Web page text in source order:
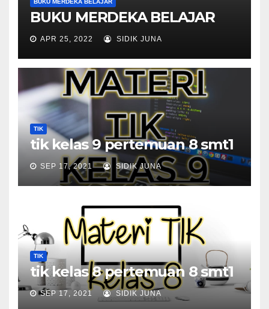
BUKU MERDEKA BELAJAR
BUKU MERDEKA BELAJAR
APR 25, 2022 SIDIK JUNA
TIK
tik kelas 9 pertemuan 8 smt1
SEP 17, 2021 SIDIK JUNA
TIK
tik kelas 8 pertemuan 8 smt1
SEP 17, 2021 SIDIK JUNA